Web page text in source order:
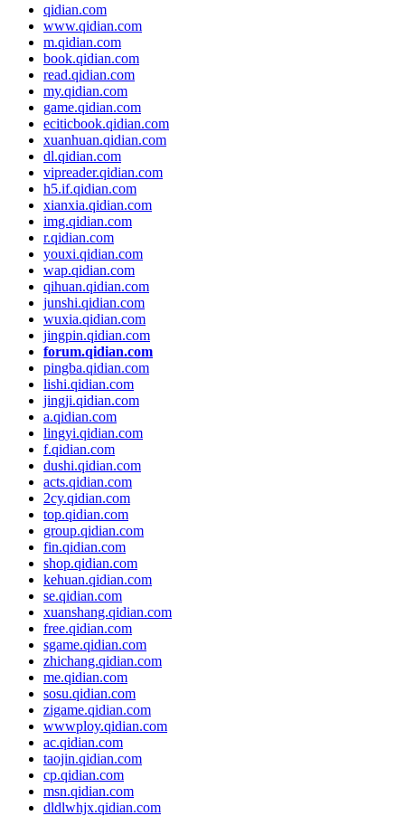
qidian.com
www.qidian.com
m.qidian.com
book.qidian.com
read.qidian.com
my.qidian.com
game.qidian.com
eciticbook.qidian.com
xuanhuan.qidian.com
dl.qidian.com
vipreader.qidian.com
h5.if.qidian.com
xianxia.qidian.com
img.qidian.com
r.qidian.com
youxi.qidian.com
wap.qidian.com
qihuan.qidian.com
junshi.qidian.com
wuxia.qidian.com
jingpin.qidian.com
forum.qidian.com
pingba.qidian.com
lishi.qidian.com
jingji.qidian.com
a.qidian.com
lingyi.qidian.com
f.qidian.com
dushi.qidian.com
acts.qidian.com
2cy.qidian.com
top.qidian.com
group.qidian.com
fin.qidian.com
shop.qidian.com
kehuan.qidian.com
se.qidian.com
xuanshang.qidian.com
free.qidian.com
sgame.qidian.com
zhichang.qidian.com
me.qidian.com
sosu.qidian.com
zigame.qidian.com
wwwploy.qidian.com
ac.qidian.com
taojin.qidian.com
cp.qidian.com
msn.qidian.com
dldlwhjx.qidian.com